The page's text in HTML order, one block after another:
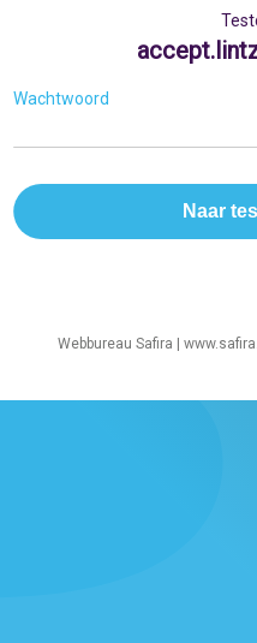
Wachtwoord
Webbureau Safira |